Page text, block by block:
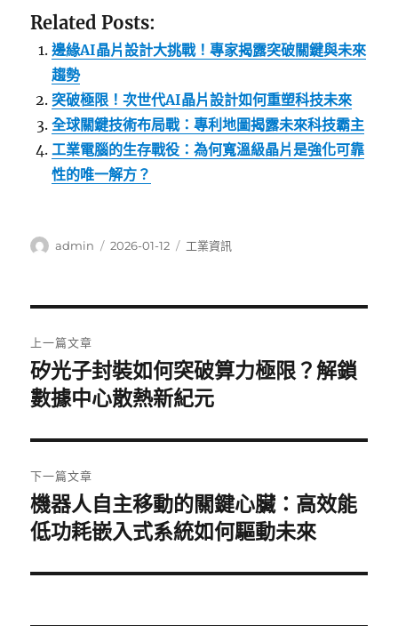
Related Posts:
邊緣AI晶片設計大挑戰！專家揭露突破關鍵與未來
趨勢
突破極限！次世代AI晶片設計如何重塑科技未來
全球關鍵技術布局戰：專利地圖揭露未來科技霸主
工業電腦的生存戰役：為何寬溫級晶片是強化可靠
性的唯一解方？
作
admin
發
2026-01-12
分
工業資訊
章
導
覽
上一篇文章
上
一
文
章:
矽光子封裝如何突破算力極限？解鎖
數據中心散熱新紀元
下一篇文章
下
一
文
機器人自主移動的關鍵心臟：高效能
低功耗嵌入式系統如何驅動未來